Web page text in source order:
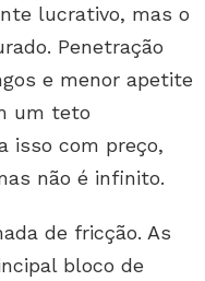
lucrativo, mas o
Penetração
e menor apetite
um teto
isso com preço,
não é infinito.
de fricção. As
bloco de